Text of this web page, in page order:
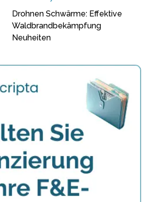
Drohnen Schwärme: Effektive
Waldbrandbekämpfung
Neuheiten